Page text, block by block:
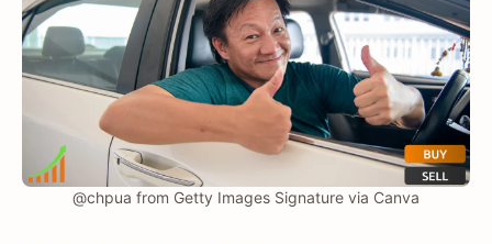
@chpua from Getty Images Signature via Canva